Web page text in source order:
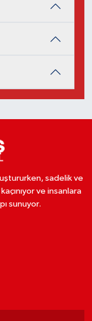
sadelik ve
ve insanlara
sunuyor.